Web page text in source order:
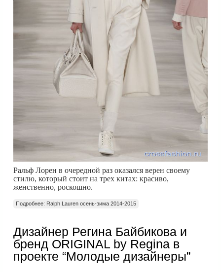
Ральф Лорен в очередной раз оказался верен своему
стилю, который стоит на трех китах: красиво,
женственно, роскошно.
Подробнее: Ralph Lauren осень-зима 2014-2015
Дизайнер Регина Байбикова и
бренд ORIGINAL by Regina в
проекте “Молодые дизайнеры”